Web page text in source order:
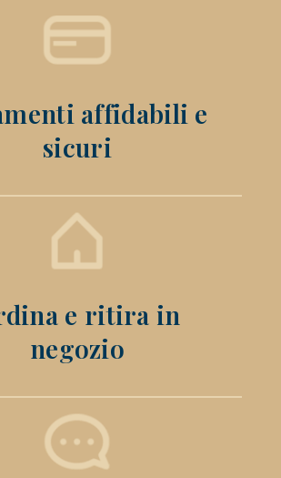
affidabili e
sicuri
e ritira in
negozio